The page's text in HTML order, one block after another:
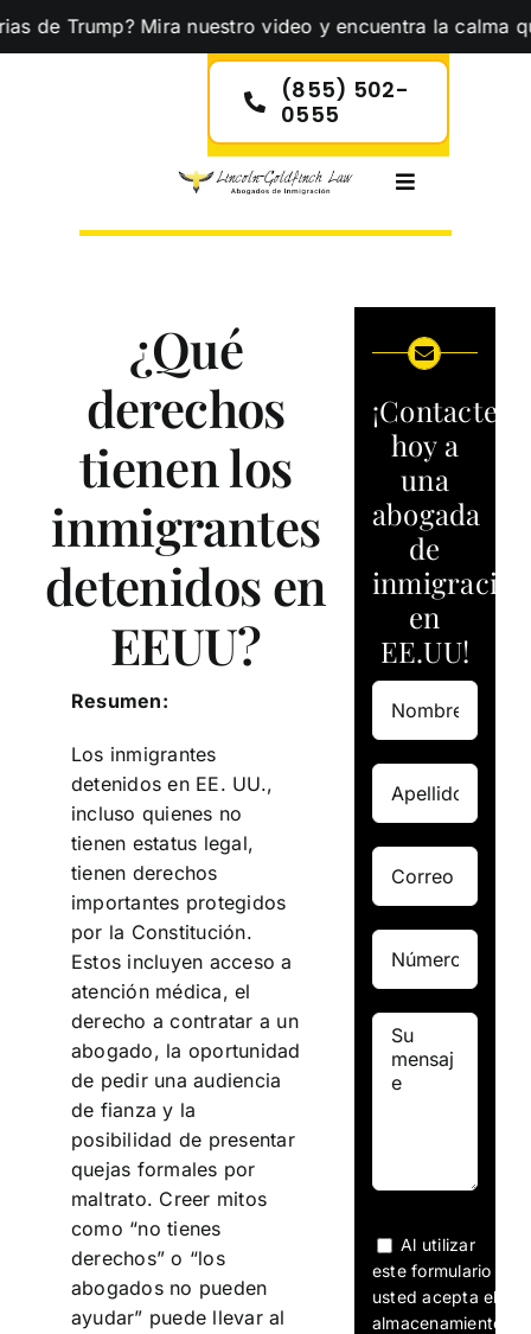
Skip
Mira nuestro video y encuentra la calma que
(855) 502-
0555
Toggle
¿Qué
derechos
tienen los
inmigrantes
detenidos en
EEUU?
Resumen:
Los inmigrantes
detenidos en EE. UU.,
incluso quienes no
tienen estatus legal,
tienen derechos
importantes protegidos
por la Constitución.
Estos incluyen acceso a
atención médica, el
derecho a contratar a un
abogado, la oportunidad
de pedir una audiencia
de fianza y la
posibilidad de presentar
quejas formales por
maltrato. Creer mitos
como “no tienes
derechos” o “los
abogados no pueden
ayudar” puede llevar al
¡Contacte
hoy a
una
abogada
de
inmigración
en
EE.UU!
Al utilizar
este formulario
usted acepta el
almacenamiento